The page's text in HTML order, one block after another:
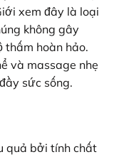
xem đây là loại
không gây
thấm hoàn hảo.
và massage nhẹ
sức sống.
quả bởi tính chất